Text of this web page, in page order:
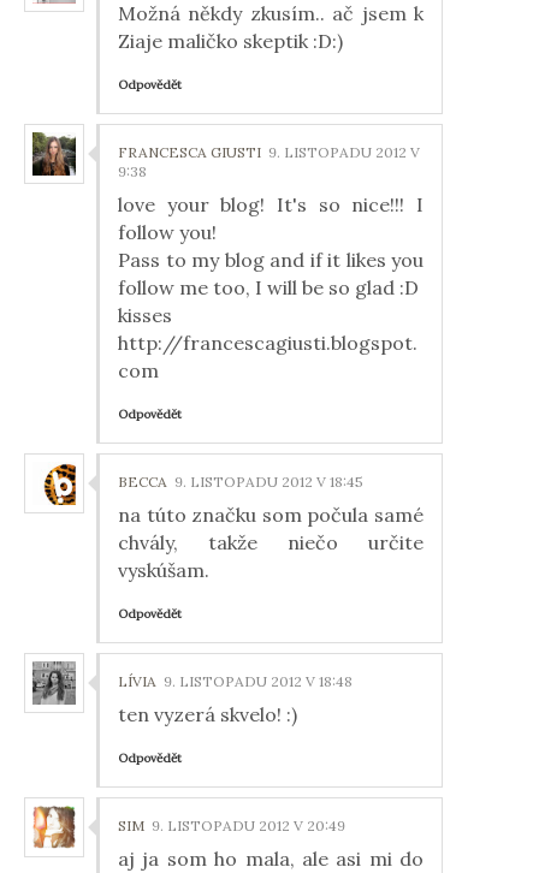
Možná někdy zkusím.. ač jsem k
Ziaje maličko skeptik :D:)
Odpovědět
FRANCESCA GIUSTI 9. LISTOPADU 2012 V
9:38
love your blog! It's so nice!!! I
follow you!
Pass to my blog and if it likes you
follow me too, I will be so glad :D
kisses
http://francescagiusti.blogspot.
com
Odpovědět
BECCA 9. LISTOPADU 2012 V 18:45
na túto značku som počula samé
chvály, takže niečo určite
vyskúšam.
Odpovědět
LÍVIA 9. LISTOPADU 2012 V 18:48
ten vyzerá skvelo! :)
Odpovědět
SIM 9. LISTOPADU 2012 V 20:49
aj ja som ho mala, ale asi mi do